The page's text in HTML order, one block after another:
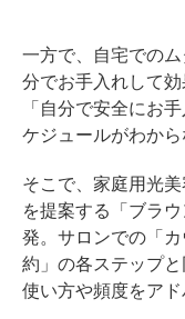
一方で、自宅での
分でお手入れして効
「自分で安全にお
ケジュールがわから
そこで、家庭用光
を提案する「ブラ
発。サロンでの「
約」の各ステップと
使い方や頻度をアド